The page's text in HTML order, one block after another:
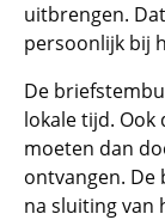
uitbrengen.
persoonlijk bij
De
lokale tijd.
moeten dan
ontvangen.
na sluiting van